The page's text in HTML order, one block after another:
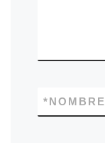
NOMBRE
*